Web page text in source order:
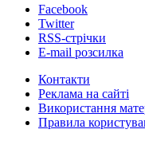
Facebook
Twitter
RSS-стрічки
E-mail розсилка
Контакти
Реклама на сайті
Використання
Правила